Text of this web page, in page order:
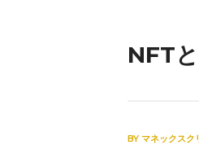
NFT
BY マネックスク